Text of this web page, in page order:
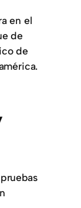
en el
de
de